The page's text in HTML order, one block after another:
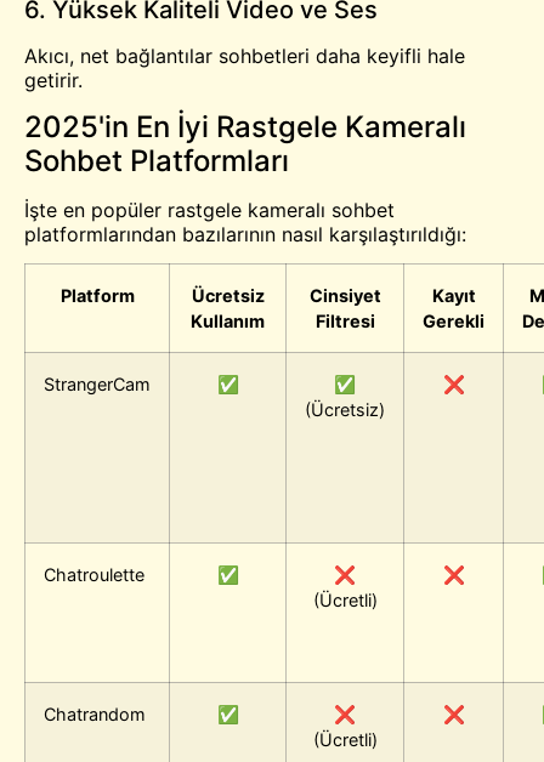
6. Yüksek Kaliteli Video ve Ses
Akıcı, net bağlantılar sohbetleri daha keyifli hale
getirir.
2025'in En İyi Rastgele Kameralı
Sohbet Platformları
İşte en popüler rastgele kameralı sohbet
platformlarından bazılarının nasıl karşılaştırıldığı:
Platform
Ücretsiz
Kullanım
Cinsiyet
Filtresi
Kayıt
Gerekli
StrangerCam ✅
✅
(Ücretsiz)
❌
Chatroulette ✅
❌
(Ücretli)
❌
Chatrandom ✅
❌
(Ücretli)
❌